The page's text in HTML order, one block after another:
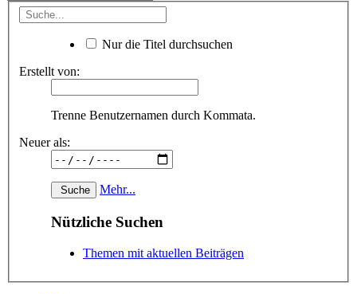
Nur die Titel durchsuchen
Erstellt von:
Trenne Benutzernamen durch Kommata.
Neuer als:
Mehr...
Nützliche Suchen
Themen mit aktuellen Beiträgen